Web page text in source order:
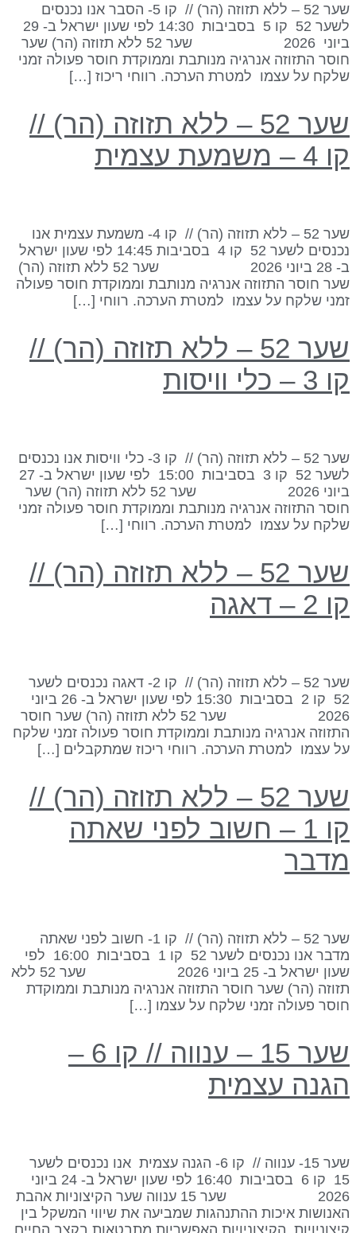
שער 52 – ללא תזוזה (הר) // קו 5- הסבר אנו נכנסים
לשער 52 קו 5 בסביבות 14:30 לפי שעון ישראל ב- 29
ביוני 2026 שער 52 ללא תזוזה (הר) שער
התזוזה אנרגיה מנותבת וממוקדת חוסר פעולה זמני
על עצמו למטרת הערכה. רווחי ריכוז […]
שער 52 – ללא תזוזה (הר) //
משמעת עצמית
שער 52 – ללא תזוזה (הר) // קו 4- משמעת עצמית אנו
נכנסים לשער 52 קו 4 בסביבות 14:45 לפי שעון ישראל
ב- 28 ביוני 2026 שער 52 ללא תזוזה (הר)
חוסר התזוזה אנרגיה מנותבת וממוקדת חוסר פעולה
שלקח על עצמו למטרת הערכה. רווחי […]
שער 52 – ללא תזוזה (הר) //
כלי וויסות
שער 52 – ללא תזוזה (הר) // קו 3- כלי וויסות אנו נכנסים
לשער 52 קו 3 בסביבות 15:00 לפי שעון ישראל ב- 27
ביוני 2026 שער 52 ללא תזוזה (הר) שער
התזוזה אנרגיה מנותבת וממוקדת חוסר פעולה זמני
על עצמו למטרת הערכה. רווחי […]
שער 52 – ללא תזוזה (הר) //
– דאגה
שער 52 – ללא תזוזה (הר) // קו 2- דאגה נכנסים לשער
52 קו 2 בסביבות 15:30 לפי שעון ישראל ב- 26 ביוני
2026 שער 52 ללא תזוזה (הר) שער חוסר
אנרגיה מנותבת וממוקדת חוסר פעולה זמני שלקח
עצמו למטרת הערכה. רווחי ריכוז שמתקבלים […]
שער 52 – ללא תזוזה (הר) //
קו 1 – חשוב לפני שאתה
שער 52 – ללא תזוזה (הר) // קו 1- חשוב לפני שאתה
מדבר אנו נכנסים לשער 52 קו 1 בסביבות 16:00 לפי
שעון ישראל ב- 25 ביוני 2026 שער 52 ללא
(הר) שער חוסר התזוזה אנרגיה מנותבת וממוקדת
פעולה זמני שלקח על עצמו […]
שער 15 – ענווה // קו 6 –
עצמית
שער 15- ענווה // קו 6- הגנה עצמית אנו נכנסים לשער
15 קו 6 בסביבות 16:40 לפי שעון ישראל ב- 24 ביוני
2026 שער 15 ענווה שער הקיצוניות אהבת
איכות ההתנהגות שמביעה את שיווי המשקל בין